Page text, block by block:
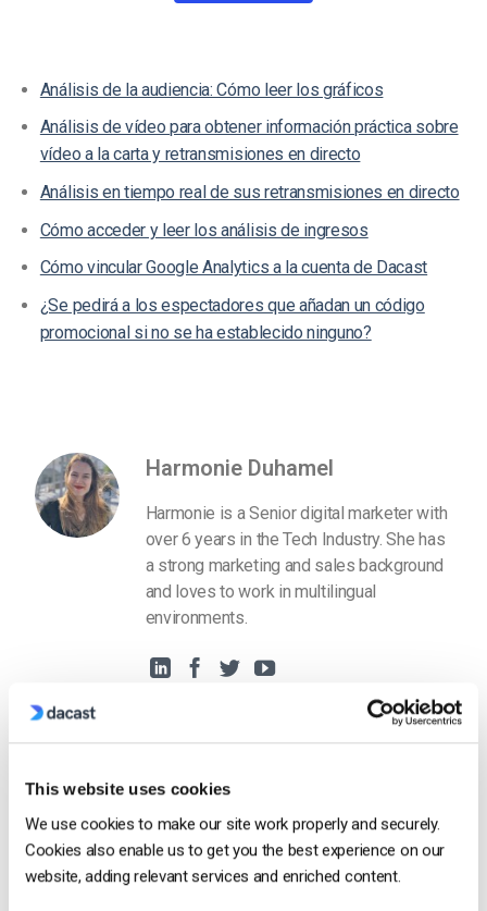
This website uses cookies
We use cookies to make our site work properly and securely.
Cookies also enable us to get you the best experience on our
website, adding relevant services and enriched content.
Análisis de la audiencia: Cómo leer los gráficos
Análisis de vídeo para obtener información práctica sobre
vídeo a la carta y retransmisiones en directo
Análisis en tiempo real de sus retransmisiones en directo
Cómo acceder y leer los análisis de ingresos
Cómo vincular Google Analytics a la cuenta de Dacast
¿Se pedirá a los espectadores que añadan un código
promocional si no se ha establecido ninguno?
Harmonie Duhamel
Harmonie is a Senior digital marketer with
over 6 years in the Tech Industry. She has
a strong marketing and sales background
and loves to work in multilingual
environments.
Free 14-Day Trial
Get Started!